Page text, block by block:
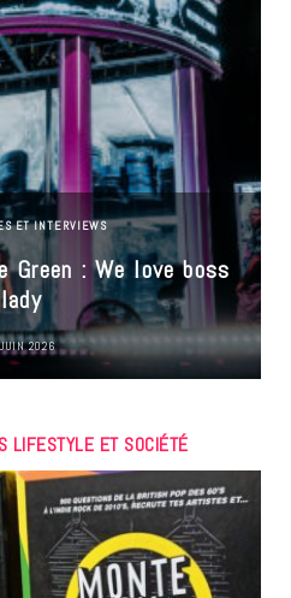
ET INTERVIEWS
Green : We love boss
lady
2026
LIFESTYLE ET SOCIÉTÉ